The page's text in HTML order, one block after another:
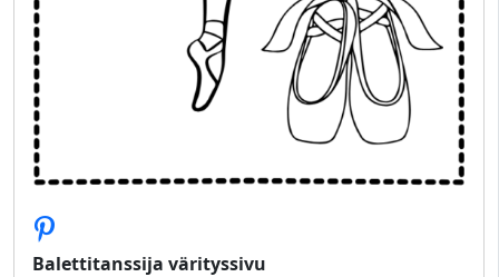
Balettitanssija värityssivu